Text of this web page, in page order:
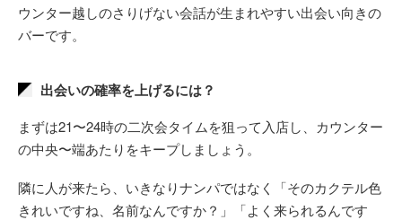
ウンター越しのさりげない会話が生まれやすい出会い向きの
バーです。
出会いの確率を上げるには？
まずは21〜24時の二次会タイムを狙って入店し、カウンター
の中央〜端あたりをキープしましょう。
隣に人が来たら、いきなりナンパではなく「そのカクテル色
きれいですね、名前なんですか？」「よく来られるんです